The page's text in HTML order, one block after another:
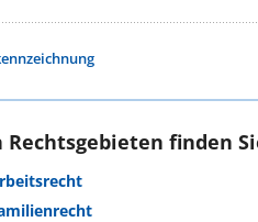
Rechtsgebieten finden